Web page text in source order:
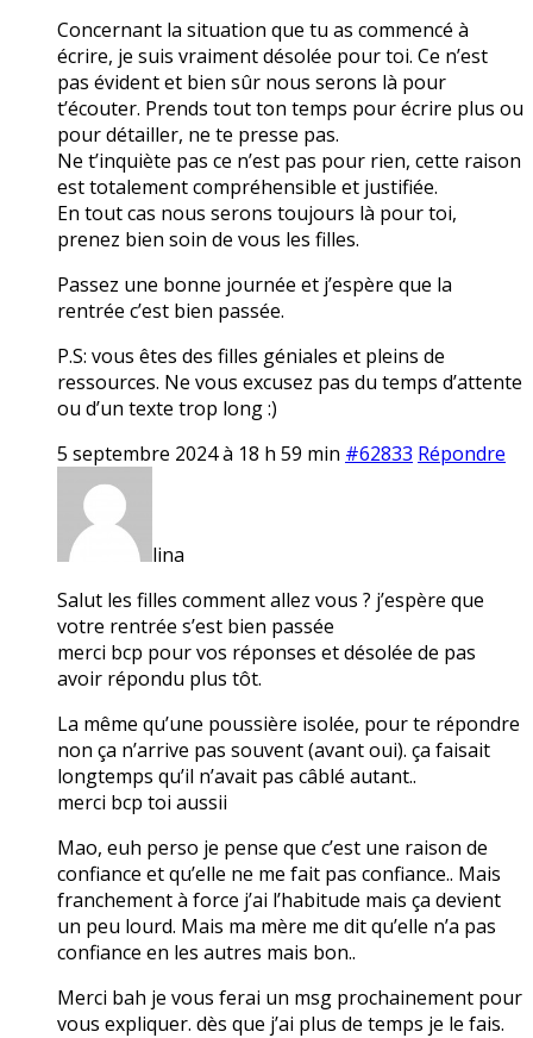
Concernant la situation que tu as commencé à
écrire, je suis vraiment désolée pour toi. Ce n’est
pas évident et bien sûr nous serons là pour
t’écouter. Prends tout ton temps pour écrire plus ou
pour détailler, ne te presse pas.
Ne t’inquiète pas ce n’est pas pour rien, cette raison
est totalement compréhensible et justifiée.
En tout cas nous serons toujours là pour toi,
prenez bien soin de vous les filles.
Passez une bonne journée et j’espère que la
rentrée c’est bien passée.
P.S: vous êtes des filles géniales et pleins de
ressources. Ne vous excusez pas du temps d’attente
ou d’un texte trop long :)
5 septembre 2024 à 18 h 59 min #62833 Répondre
lina
Salut les filles comment allez vous ? j’espère que
votre rentrée s’est bien passée
merci bcp pour vos réponses et désolée de pas
avoir répondu plus tôt.
La même qu’une poussière isolée, pour te répondre
non ça n’arrive pas souvent (avant oui). ça faisait
longtemps qu’il n’avait pas câblé autant..
merci bcp toi aussii
Mao, euh perso je pense que c’est une raison de
confiance et qu’elle ne me fait pas confiance.. Mais
franchement à force j’ai l’habitude mais ça devient
un peu lourd. Mais ma mère me dit qu’elle n’a pas
confiance en les autres mais bon..
Merci bah je vous ferai un msg prochainement pour
vous expliquer. dès que j’ai plus de temps je le fais.